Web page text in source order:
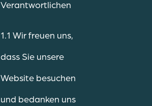
Verantwortlichen
1.1 Wir freuen uns,
dass Sie unsere
Website besuchen
und bedanken uns